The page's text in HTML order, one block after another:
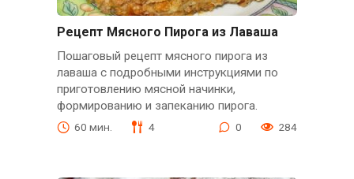
Рецепт Мясного Пирога из Лаваша
Пошаговый рецепт мясного пирога из
лаваша с подробными инструкциями по
приготовлению мясной начинки,
формированию и запеканию пирога.
60 мин. 4 0 284